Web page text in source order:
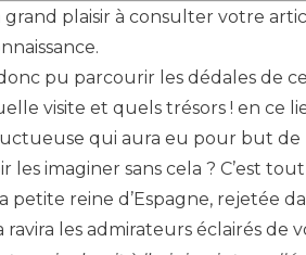
grand plaisir à consulter votre
donc pu parcourir les dédales de
visite et quels trésors ! en ce
qui aura eu pour but de
les imaginer sans cela ? C’est
petite reine d’Espagne, rejetée
ravira les admirateurs éclairés de